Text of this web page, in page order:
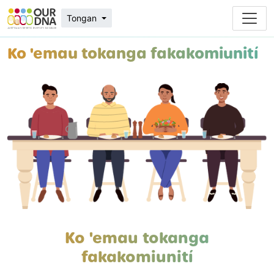
Tongan
Ko 'emau tokanga fakakomiunití
Ko 'emau tokanga
fakakomiunití